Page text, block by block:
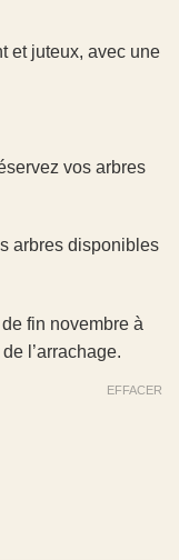
et juteux, avec une
vos arbres
arbres disponibles
fin novembre à
l’arrachage.
EFFACER